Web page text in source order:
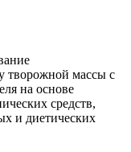
творожной массы с
на основе
средств,
и диетических